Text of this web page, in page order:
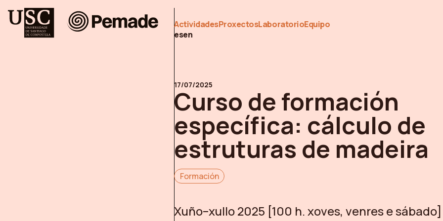
Pemade
ActividadesProxectosLaboratorioEquipo
esen
17/07/2025
Curso de formación
específica: cálculo de
estruturas de madeira
Formación
Xuño–xullo 2025 [100 h. xoves, venres e sábado]